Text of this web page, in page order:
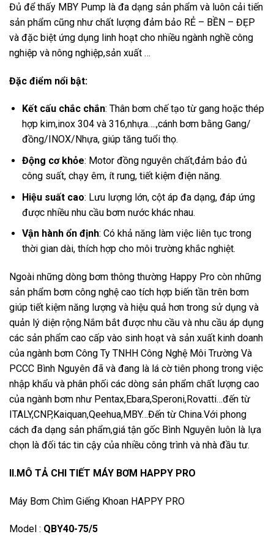
Đủ để thấy MBY Pump là đa dạng sản phẩm và luôn cải tiến
sản phẩm cũng như chất lượng đảm bảo RẺ – BỀN – ĐẸP
và đặc biệt ứng dụng linh hoạt cho nhiều ngành nghề công
nghiệp và nông nghiệp,sản xuất …
Đặc điểm nổi bật:
Kết cấu chắc chắn: Thân bơm chế tạo từ gang hoặc thép
hợp kim,inox 304 và 316,nhựa….,cánh bơm bằng Gang/
đồng/INOX/Nhựa, giúp tăng tuổi thọ.
Động cơ khỏe: Motor đồng nguyên chất,đảm bảo đủ
công suất, chạy êm, ít rung, tiết kiệm điện năng.
Hiệu suất cao: Lưu lượng lớn, cột áp đa dạng, đáp ứng
được nhiều nhu cầu bơm nước khác nhau.
Vận hành ổn định: Có khả năng làm việc liên tục trong
thời gian dài, thích hợp cho môi trường khắc nghiệt.
Ngoài những dòng bơm thông thường Happy Pro còn những
sản phẩm bơm công nghệ cao tích hợp biến tần trên bơm
giúp tiết kiệm năng lượng và hiệu quả hơn trong sử dụng và
quản lý diện rộng.Nắm bắt được nhu cầu và nhu cầu áp dụng
các sản phẩm cao cấp vào sinh hoạt và sản xuất kinh doanh
của ngành bơm Công Ty TNHH Công Nghệ Môi Trường Và
PCCC Bình Nguyên đã và đang là lá cờ tiên phong trong việc
nhập khẩu và phân phối các dòng sản phẩm chất lượng cao
của ngành bơm như Pentax,Ebara,Speroni,Rovatti…đến từ
ITALY,CNP,Kaiquan,Qeehua,MBY…Đến từ China.Với phong
cách đa dạng sản phẩm,giá tận gốc Bình Nguyên luôn là lựa
chọn là đối tác tin cậy của nhiều công trình và nhà đầu tư.
II.MÔ TẢ CHI TIẾT MÁY BƠM HAPPY PRO
Máy Bơm Chìm Giếng Khoan HAPPY PRO
Model : QBY40-75/5